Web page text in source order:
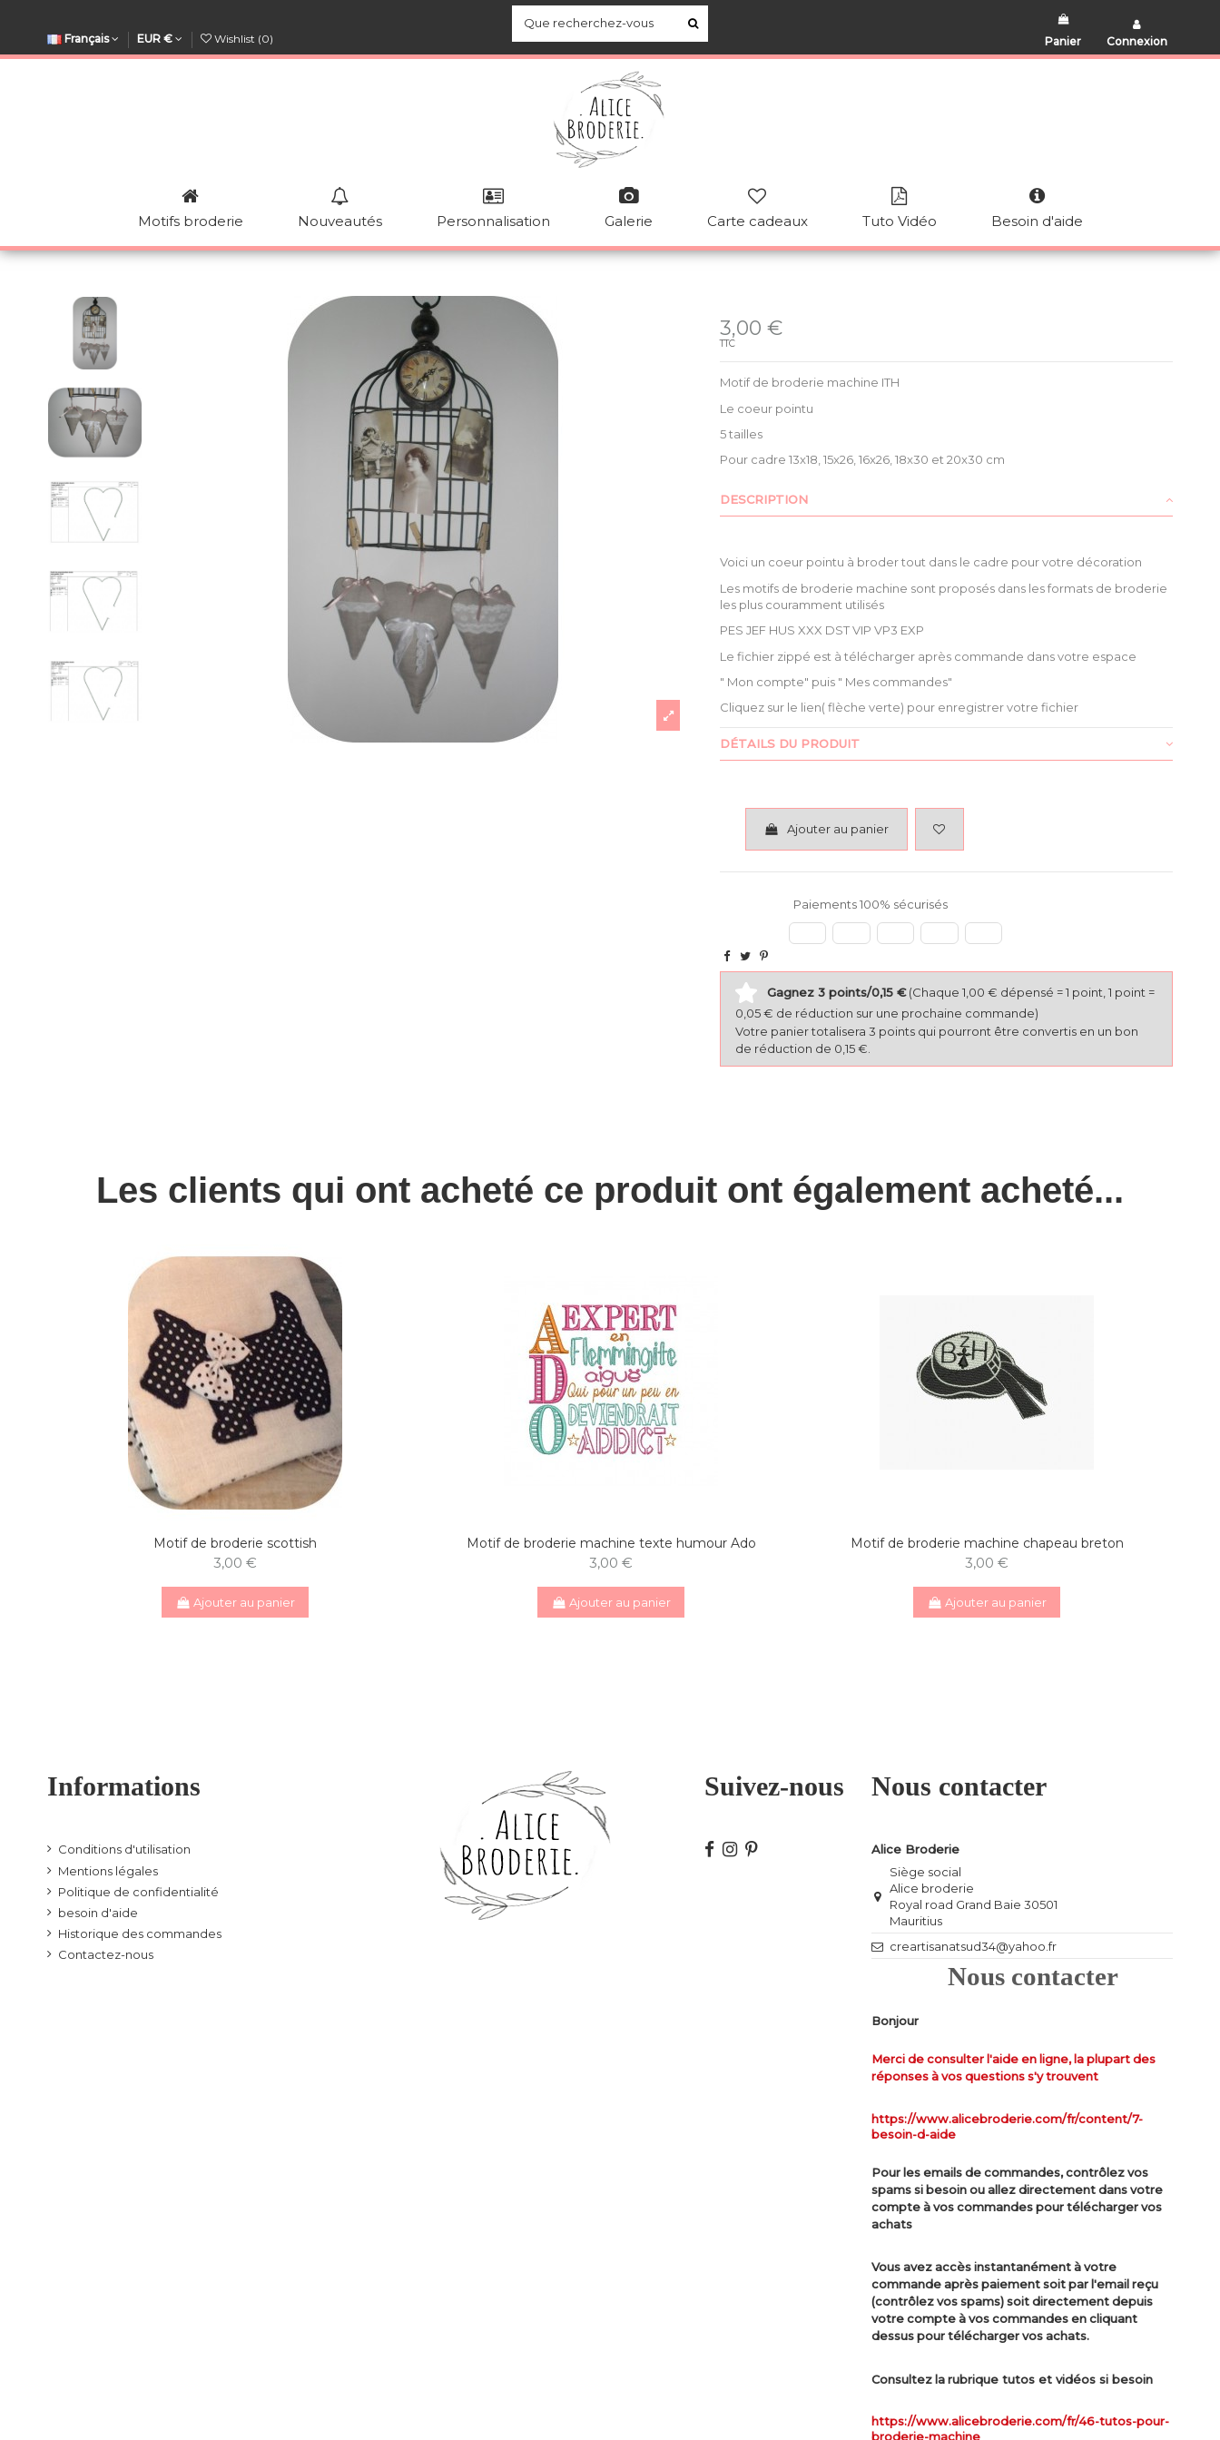
Français EUR € Wishlist (0) Connexion
Panier
Motifs broderie Nouveautés Personnalisation Galerie Carte cadeaux Tuto Vidéo Besoin d'aide
3,00 €
TTC
Motif de broderie machine ITH
Le coeur pointu
5 tailles
Pour cadre 13x18, 15x26, 16x26, 18x30 et 20x30 cm
DESCRIPTION
Voici un coeur pointu à broder tout dans le cadre pour votre décoration
Les motifs de broderie machine sont proposés dans les formats de broderie
les plus couramment utilisés
PES JEF HUS XXX DST VIP VP3 EXP
Le fichier zippé est à télécharger après commande dans votre espace
" Mon compte" puis " Mes commandes"
Cliquez sur le lien( flèche verte) pour enregistrer votre fichier
DÉTAILS DU PRODUIT
Ajouter au panier
Paiements 100% sécurisés
Gagnez 3 points/0,15 € (Chaque 1,00 € dépensé = 1 point, 1 point =
0,05 € de réduction sur une prochaine commande)
Votre panier totalisera 3 points qui pourront être convertis en un bon
de réduction de 0,15 €.
Les clients qui ont acheté ce produit ont également acheté...
Motif de broderie scottish
3,00 €
Ajouter au panier
Motif de broderie machine texte humour Ado
3,00 €
Ajouter au panier
Motif de broderie machine chapeau breton
3,00 €
Ajouter au panier
Nous contacter
Alice Broderie
Siège social
Alice broderie
Royal road Grand Baie 30501
Mauritius
creartisanatsud34@yahoo.fr
Nous contacter
Bonjour
Merci de consulter l'aide en ligne, la plupart des
réponses à vos questions s'y trouvent
https://www.alicebroderie.com/fr/content/7-
besoin-d-aide
Pour les emails de commandes, contrôlez vos
spams si besoin ou allez directement dans votre
compte à vos commandes pour télécharger vos
achats
Vous avez accès instantanément à votre
commande après paiement soit par l'email reçu
(contrôlez vos spams) soit directement depuis
votre compte à vos commandes en cliquant
dessus pour télécharger vos achats.
Consultez la rubrique tutos et vidéos si besoin
https://www.alicebroderie.com/fr/46-tutos-pour-
broderie-machine
Informations
Conditions d'utilisation
Mentions légales
Politique de confidentialité
besoin d'aide
Historique des commandes
Contactez-nous
Suivez-nous